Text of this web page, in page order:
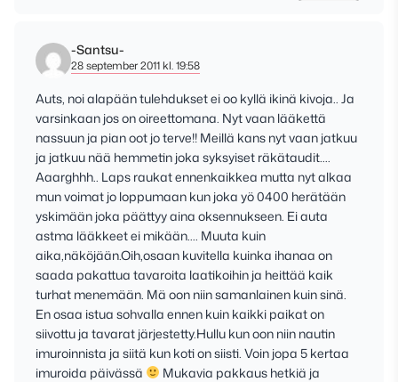
-Santsu-
28 september 2011 kl. 19:58
Auts, noi alapään tulehdukset ei oo kyllä ikinä kivoja.. Ja
varsinkaan jos on oireettomana. Nyt vaan lääkettä
nassuun ja pian oot jo terve!! Meillä kans nyt vaan jatkuu
ja jatkuu nää hemmetin joka syksyiset räkätaudit….
Aaarghhh.. Laps raukat ennenkaikkea mutta nyt alkaa
mun voimat jo loppumaan kun joka yö 0400 herätään
yskimään joka päättyy aina oksennukseen. Ei auta
astma lääkkeet ei mikään…. Muuta kuin
aika,näköjään.Oih,osaan kuvitella kuinka ihanaa on
saada pakattua tavaroita laatikoihin ja heittää kaik
turhat menemään. Mä oon niin samanlainen kuin sinä.
En osaa istua sohvalla ennen kuin kaikki paikat on
siivottu ja tavarat järjestetty.Hullu kun oon niin nautin
imuroinnista ja siitä kun koti on siisti. Voin jopa 5 kertaa
imuroida päivässä
Mukavia pakkaus hetkiä ja